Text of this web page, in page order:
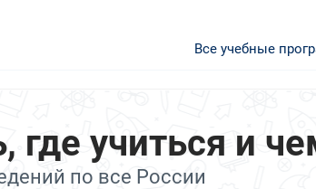
Все учебные
учиться и
по все России